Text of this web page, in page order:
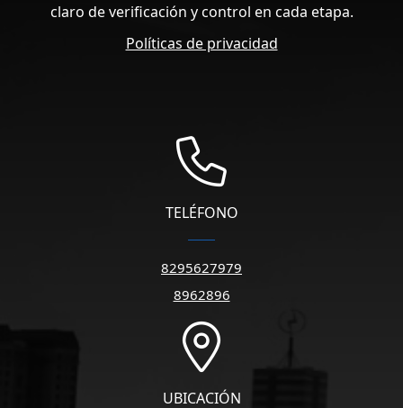
claro de verificación y control en cada etapa.
Políticas de privacidad
TELÉFONO
8295627979
8962896
UBICACIÓN